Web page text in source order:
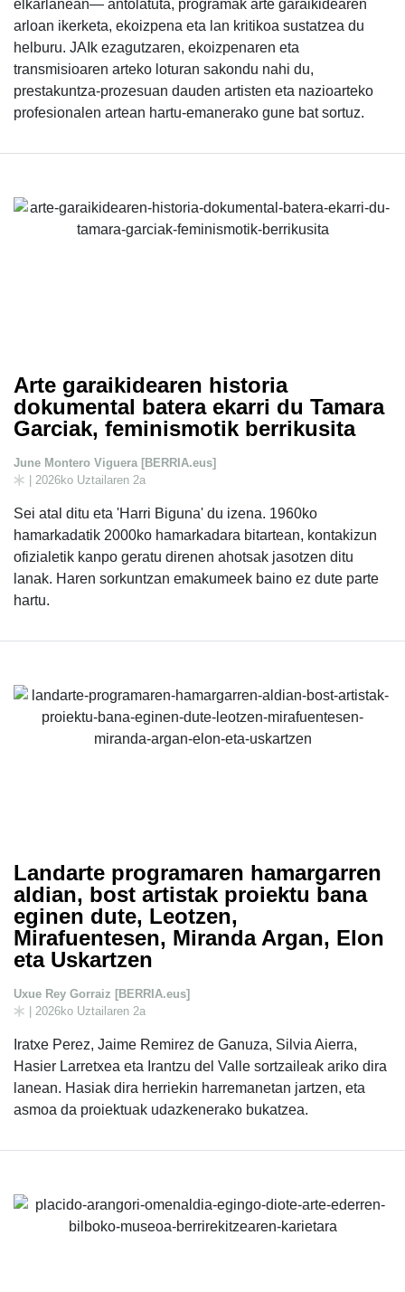
elkarlanean— antolatuta, programak arte garaikidearen
arloan ikerketa, ekoizpena eta lan kritikoa sustatzea du
helburu. JAIk ezagutzaren, ekoizpenaren eta
transmisioaren arteko loturan sakondu nahi du,
prestakuntza-prozesuan dauden artisten eta nazioarteko
profesionalen artean hartu-emanerako gune bat sortuz.
Arte garaikidearen historia
dokumental batera ekarri du Tamara
Garciak, feminismotik berrikusita
June Montero Viguera [BERRIA.eus]
| 2026ko Uztailaren 2a
Sei atal ditu eta 'Harri Biguna' du izena. 1960ko
hamarkadatik 2000ko hamarkadara bitartean, kontakizun
ofizialetik kanpo geratu direnen ahotsak jasotzen ditu
lanak. Haren sorkuntzan emakumeek baino ez dute parte
hartu.
Landarte programaren hamargarren
aldian, bost artistak proiektu bana
eginen dute, Leotzen,
Mirafuentesen, Miranda Argan, Elon
eta Uskartzen
Uxue Rey Gorraiz [BERRIA.eus]
| 2026ko Uztailaren 2a
Iratxe Perez, Jaime Remirez de Ganuza, Silvia Aierra,
Hasier Larretxea eta Irantzu del Valle sortzaileak ariko dira
lanean. Hasiak dira herriekin harremanetan jartzen, eta
asmoa da proiektuak udazkenerako bukatzea.